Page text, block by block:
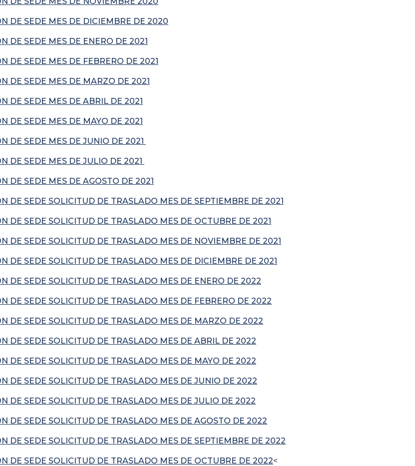
DE SEDE MES DE DICIEMBRE DE 2020
DE SEDE MES DE ENERO DE 2021
DE SEDE MES DE FEBRERO DE 2021
DE SEDE MES DE MARZO DE 2021
DE SEDE MES DE ABRIL DE 2021
DE SEDE MES DE MAYO DE 2021
DE SEDE MES DE JUNIO DE 2021
DE SEDE MES DE JULIO DE 2021
DE SEDE MES DE AGOSTO DE 2021
DE SEDE SOLICITUD DE TRASLADO MES DE SEPTIEMBRE DE 2021
DE SEDE SOLICITUD DE TRASLADO MES DE OCTUBRE DE 2021
DE SEDE SOLICITUD DE TRASLADO MES DE NOVIEMBRE DE 2021
DE SEDE SOLICITUD DE TRASLADO MES DE DICIEMBRE DE 2021
DE SEDE SOLICITUD DE TRASLADO MES DE ENERO DE 2022
DE SEDE SOLICITUD DE TRASLADO MES DE FEBRERO DE 2022
DE SEDE SOLICITUD DE TRASLADO MES DE MARZO DE 2022
DE SEDE SOLICITUD DE TRASLADO MES DE ABRIL DE 2022
DE SEDE SOLICITUD DE TRASLADO MES DE MAYO DE 2022
DE SEDE SOLICITUD DE TRASLADO MES DE JUNIO DE 2022
DE SEDE SOLICITUD DE TRASLADO MES DE JULIO DE 2022
DE SEDE SOLICITUD DE TRASLADO MES DE AGOSTO DE 2022
DE SEDE SOLICITUD DE TRASLADO MES DE SEPTIEMBRE DE 2022
DE SEDE SOLICITUD DE TRASLADO MES DE OCTUBRE DE 2022<